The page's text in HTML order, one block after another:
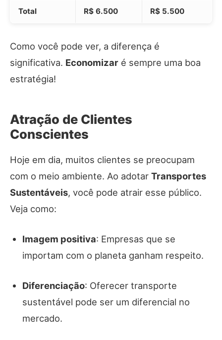
Total R$ 6.500 R$ 5.500
Como você pode ver, a diferença é
significativa. Economizar é sempre uma boa
estratégia!
Atração de Clientes
Conscientes
Hoje em dia, muitos clientes se preocupam
com o meio ambiente. Ao adotar Transportes
Sustentáveis, você pode atrair esse público.
Veja como:
Imagem positiva: Empresas que se
importam com o planeta ganham respeito.
Diferenciação: Oferecer transporte
sustentável pode ser um diferencial no
mercado.